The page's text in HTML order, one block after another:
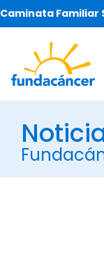
Caminata Familiar